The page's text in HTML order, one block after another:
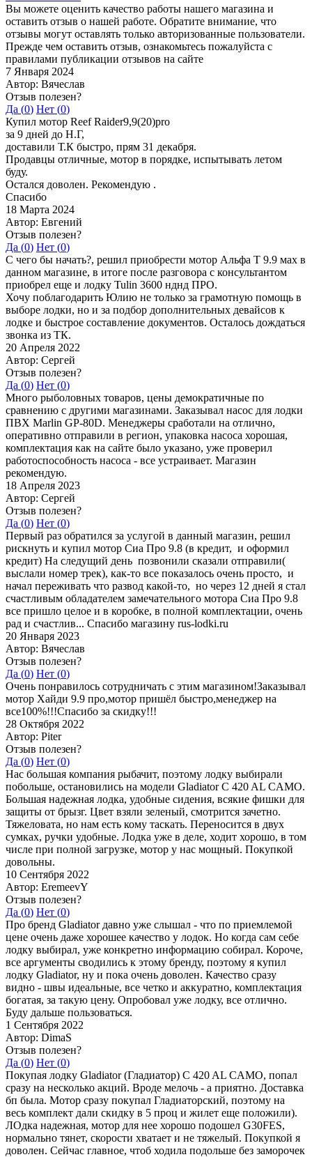
Вы можете оценить качество работы нашего магазина и
оставить отзыв о нашей работе. Обратите внимание, что
отзывы могут оставлять только авторизованные пользователи.
Прежде чем оставить отзыв, ознакомьтесь пожалуйста с
правилами публикации отзывов на сайте
7 Января 2024
Автор: Вячеслав
Отзыв полезен?
Да (0) Нет (0)
Купил мотор Reef Raider9,9(20)pro
за 9 дней до Н.Г,
доставили Т.К быстро, прям 31 декабря.
Продавцы отличные, мотор в порядке, испытывать летом
буду.
Остался доволен. Рекомендую .
Спасибо
18 Марта 2024
Автор: Евгений
Отзыв полезен?
Да (0) Нет (0)
С чего бы начать?, решил приобрести мотор Альфа Т 9.9 мах в
данном магазине, в итоге после разговора с консультантом
приобрел еще и лодку Tulin 3600 нднд ПРО.
Хочу поблагодарить Юлию не только за грамотную помощь в
выборе лодки, но и за подбор дополнительных девайсов к
лодке и быстрое составление документов. Осталось дождаться
звонка из ТК.
20 Апреля 2022
Автор: Сергей
Отзыв полезен?
Да (0) Нет (0)
Много рыболовных товаров, цены демократичные по
сравнению с другими магазинами. Заказывал насос для лодки
ПВХ Marlin GP-80D. Менеджеры сработали на отлично,
оперативно отправили в регион, упаковка насоса хорошая,
комплектация как на сайте было указано, уже проверил
работоспособность насоса - все устраивает. Магазин
рекомендую.
18 Апреля 2023
Автор: Сергей
Отзыв полезен?
Да (0) Нет (0)
Первый раз обратился за услугой в данный магазин, решил
рискнуть и купил мотор Сиа Про 9.8 (в кредит, и оформил
кредит) На следущий день позвонили сказали отправили(
выслали номер трек), как-то все показалось очень просто, и
начал переживать что развод какой-то, но через 12 дней я стал
счастливым обладателем замечательного мотора Сиа Про 9.8
все пришло целое и в коробке, в полной комплектации, очень
рад и счастлив... Спасибо магазину rus-lodki.ru
20 Января 2023
Автор: Вячеслав
Отзыв полезен?
Да (0) Нет (0)
Очень понравилось сотрудничать с этим магазином!Заказывал
мотор Хайди 9.9 про,мотор пришёл быстро,менеджер на
все100%!!!Спасибо за скидку!!!
28 Октября 2022
Автор: Piter
Отзыв полезен?
Да (0) Нет (0)
Нас большая компания рыбачит, поэтому лодку выбирали
побольше, остановились на модели Gladiator C 420 AL CAMO.
Большая надежная лодка, удобные сидения, всякие фишки для
защиты от брызг. Цвет взяли зеленый, смотрится зачетно.
Тяжеловата, но нам есть кому таскать. Переносится в двух
сумках, ручки удобные. Лодка уже в деле, ходит хорошо, в том
числе при полной загрузке, мотор у нас мощный. Покупкой
довольны.
10 Сентября 2022
Автор: EremeevY
Отзыв полезен?
Да (0) Нет (0)
Про бренд Gladiator давно уже слышал - что по приемлемой
цене очень даже хорошее качество у лодок. Но когда сам себе
лодку выбирал, уже конкретно информацию собирал. Короче,
все аргументы сводились к этому бренду, поэтому я купил
лодку Gladiator, ну и пока очень доволен. Качество сразу
видно - швы идеальные, все четко и аккуратно, комплектация
богатая, за такую цену. Опробовал уже лодку, все отлично.
Буду дальше пользоваться.
1 Сентября 2022
Автор: DimaS
Отзыв полезен?
Да (0) Нет (0)
Покупая лодку Gladiator (Гладиатор) C 420 AL CAMO, попал
сразу на несколько акций. Вроде мелочь - а приятно. Доставка
бп была. Мотор сразу покупал Гладиаторский, поэтому на
весь комплект дали скидку в 5 проц и жилет еще положили).
ЛОдка надежная, мотор для нее хорошо подошел G30FES,
нормально тянет, скорости хватает и не тяжелый. Покупкой я
доволен. Сейчас главное, чтоб ходила подольше без заморочек